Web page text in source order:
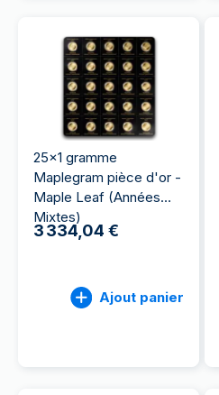
25x1 gramme
Maplegram pièce d'or -
Maple Leaf (Années
Mixtes)
3 334,04 €
Ajout panier